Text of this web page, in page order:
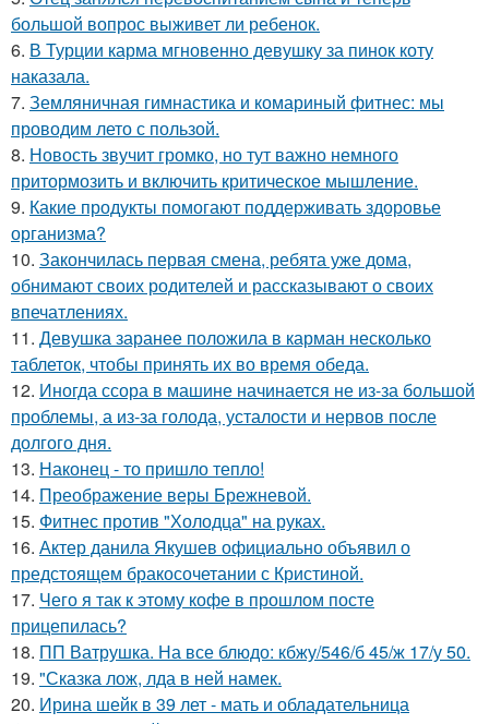
большой вопрос выживет ли ребенок.
6. В Турции карма мгновенно девушку за пинок коту
наказала.
7. Земляничная гимнастика и комариный фитнес: мы
проводим лето с пользой.
8. Новость звучит громко, но тут важно немного
притормозить и включить критическое мышление.
9. Какие продукты помогают поддерживать здоровье
организма?
10. Закончилась первая смена, ребята уже дома,
обнимают своих родителей и рассказывают о своих
впечатлениях.
11. Девушка заранее положила в карман несколько
таблеток, чтобы принять их во время обеда.
12. Иногда ссора в машине начинается не из-за большой
проблемы, а из-за голода, усталости и нервов после
долгого дня.
13. Наконец - то пришло тепло!
14. Преображение веры Брежневой.
15. Фитнес против "Холодца" на руках.
16. Актер данила Якушев официально объявил о
предстоящем бракосочетании с Кристиной.
17. Чего я так к этому кофе в прошлом посте
прицепилась?
18. ПП Ватрушка. На все блюдо: кбжу/546/б 45/ж 17/у 50.
19. "Сказка лож, лда в ней намек.
20. Ирина шейк в 39 лет - мать и обладательница